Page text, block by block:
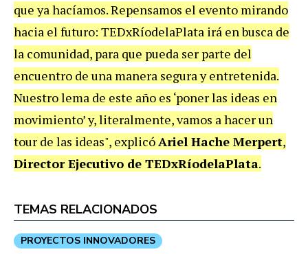
que ya hacíamos. Repensamos el evento mirando
hacia el futuro: TEDxRíodelaPlata irá en busca de
la comunidad, para que pueda ser parte del
encuentro de una manera segura y entretenida.
Nuestro lema de este año es ‘poner las ideas en
movimiento’ y, literalmente, vamos a hacer un
tour de las ideas", explicóAriel Hache Merpert,
Director Ejecutivo de TEDxRíodelaPlata.
TEMAS RELACIONADOS
PROYECTOS INNOVADORES